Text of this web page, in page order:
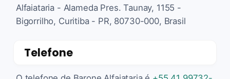
Alfaiataria - Alameda Pres. Taunay, 1155 -
Bigorrilho, Curitiba - PR, 80730-000, Brasil
Telefone